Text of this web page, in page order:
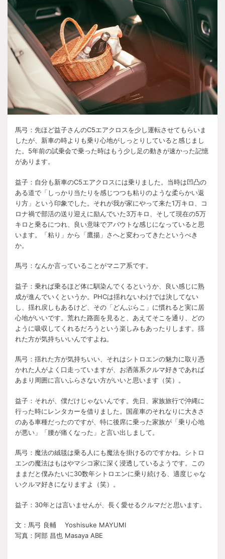
馬弓：先ほど益子さんのC5エアクロスを少し運転させてもらいま
したが、新車の時よりも乗り心地がしっとりしていると感じまし
た。 5年前の試乗会で乗った時はもう少し足の動きが速かった記憶
があります。
益子：自分も新車のC5エアクロスには乗りました。当時は凹凸の
ある道で「しっかり当たりを感じつつも粘りのような柔らかい返
り方」という印象でした。それが我が家にやって来た1万キロ、コ
ロナ禍で部活の送り迎えに励んでいた3万キロ、そして現在の5万
キロと乗るにつれ、良い意味でアバウトな感じになっていると思
います。「粘り」から「鷹揚」さへと変わってきたというべき
か。
馬弓：なんか言っていることがマニア系です。
益子：乗れば乗るほど体に馴染んでくるというか、良い感じに熟
成が進んでいくというか。 PHCは揺れないわけでは決してない
し、揺れ戻しもあるけど、その「どんぶらこ」に慣れると実に居
心地がいいです。荒れた路面を見ると、あえてそこを通り、どの
ように吸収してくれるだろうという楽しみもあったりします。揺
れた方が気持ちいいんですよね。
馬弓：揺れた方が気持ちいい、それはシトロエンの魅力に取り憑
かれた人がよく口走っていますが、お洒落系クルマ好きであれば
あまり周囲に言いふらさない方がいいと思います（笑）。
益子：それが、僕だけじゃないんです。先日、家族旅行で沖縄に
行った時にレンタカーを借りました。国産車のそれなりに大きさ
のある車種だったのですが、特に後席に乗った家族が「乗り心地
が悪い」「腰が痛くなった」と言い出しまして。
馬弓：魔法の絨毯は乗る人にも魔法を掛けるのですかね。シトロ
エンの魔法はもはやマシコ家に深く浸透しているようです。この
ままだと僕みたいに30数年シトロエンに乗り続ける、適度じゃな
いクルマ好きになりますよ（笑）。
益子： 30年とは言いませんが、長く愛せるクルマだと思います。
文：馬弓 良輔 Yoshisuke MAYUMI
写真：阿部 昌也 Masaya ABE